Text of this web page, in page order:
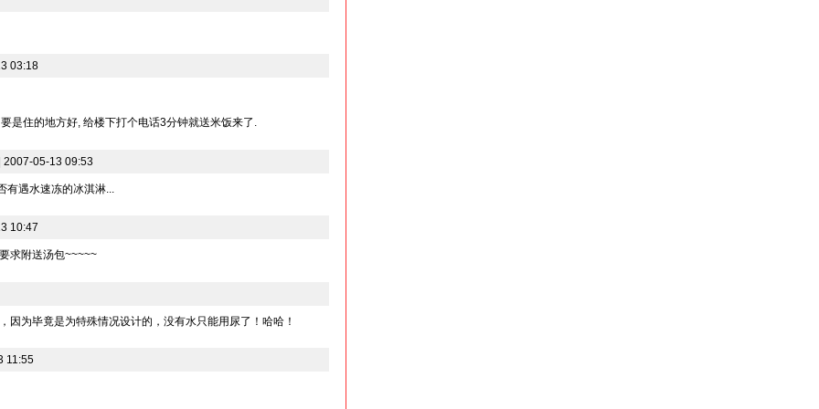
03:18
是住的地方好, 给楼下打个电话3分钟就送米饭来了.
2007-05-13 09:53
有遇水速冻的冰淇淋...
10:47
求附送汤包~~~~~
因为毕竟是为特殊情况设计的，没有水只能用尿了！哈哈！
11:55